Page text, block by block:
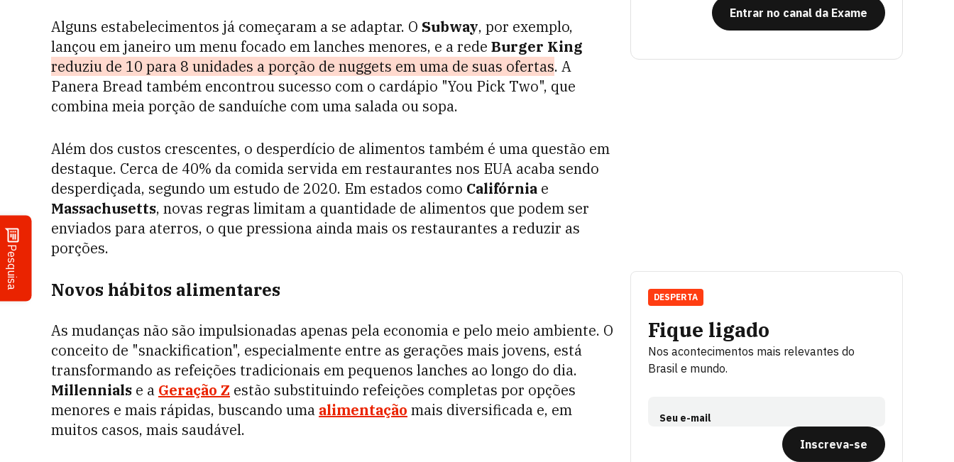
Pesquisa
Alguns estabelecimentos já começaram a se adaptar. O Subway, por exemplo,
lançou em janeiro um menu focado em lanches menores, e a rede Burger King
reduziu de 10 para 8 unidades a porção de nuggets em uma de suas ofertas. A
Panera Bread também encontrou sucesso com o cardápio "You Pick Two", que
combina meia porção de sanduíche com uma salada ou sopa.
Além dos custos crescentes, o desperdício de alimentos também é uma questão em
destaque. Cerca de 40% da comida servida em restaurantes nos EUA acaba sendo
desperdiçada, segundo um estudo de 2020. Em estados como Califórnia e
Massachusetts, novas regras limitam a quantidade de alimentos que podem ser
enviados para aterros, o que pressiona ainda mais os restaurantes a reduzir as
porções.
Novos hábitos alimentares
As mudanças não são impulsionadas apenas pela economia e pelo meio ambiente. O
conceito de "snackification", especialmente entre as gerações mais jovens, está
transformando as refeições tradicionais em pequenos lanches ao longo do dia.
Millennials e a Geração Z estão substituindo refeições completas por opções
menores e mais rápidas, buscando uma alimentação mais diversificada e, em
muitos casos, mais saudável.
Entrar no canal da Exame
Fique ligado
Nos acontecimentos mais relevantes do
Brasil e mundo.
Seu e-mail
Inscreva-se
DESPERTA